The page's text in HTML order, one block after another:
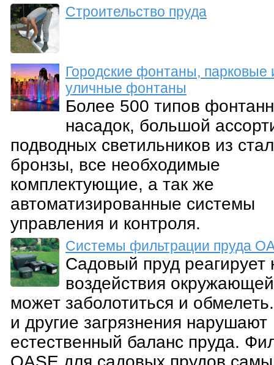
Строительство пруда
Городские фонтаны, парковые
уличные фонтаны
Более 500 типов
насадок, большой
подводных светильников из
бронзы, все необходимые
комплектующие, а так же
автоматизированные системы
управления и контроля.
Системы фильтрации пруда
Садовый пруд реагирует
воздействия
может заболотиться и
и другие загрязнения нарушают
естественный баланс пруда.